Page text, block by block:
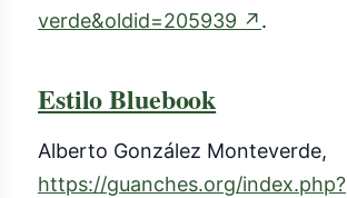
verde&oldid=205939 ↗.
Estilo Bluebook
Alberto González Monteverde,
https://guanches.org/index.php?